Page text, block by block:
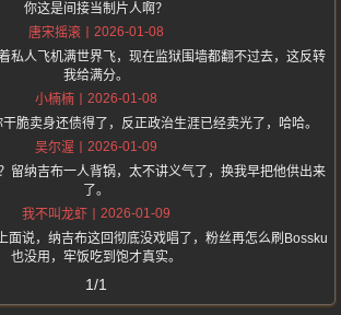
你这是间接当制片人啊？
唐宋摇滚
2026-01-08
私人飞机满世界飞，现在监狱围墙都翻不过去，这反转
我给满分。
小楠楠
2026-01-08
脆卖身还债得了，反正政治生涯已经卖光了，哈哈。
吴尔渥
2026-01-09
留纳吉布一人背锅，太不讲义气了，换我早把他供出来
了。
我不叫龙虾
2026-01-09
面说，纳吉布这回彻底没戏唱了，粉丝再怎么刷Bossku
也没用，牢饭吃到饱才真实。
1/1